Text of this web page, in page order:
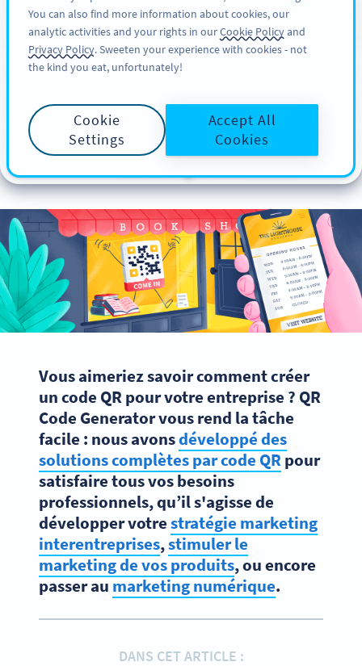
INSCRIPTION
Comment créer un
code QR pour votre
entreprise
Vous aimeriez savoir comment créer
un code QR pour votre entreprise ? QR
Code Generator vous rend la tâche
facile : nous avonsdéveloppé des
solutions complètes par code QRpour
satisfaire tous vos besoins
professionnels, qu’il s'agisse de
développer votrestratégie marketing
interentreprises,stimuler le
marketing de vos produits, ou encore
passer au marketing numérique.
DANS CET ARTICLE :
You can also find more information about cookies, our
analytic activities and your rights in ourCookie Policyand
Privacy Policy. Sweeten your experience with cookies - not
the kind you eat, unfortunately!
Cookie
Settings
Accept All
Cookies